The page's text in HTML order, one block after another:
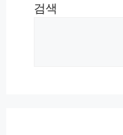
검색